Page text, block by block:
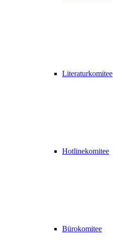
Literaturkomitee
Hotlinekomitee
Bürokomitee